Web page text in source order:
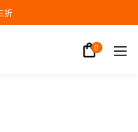
滿6000現抵1000
折